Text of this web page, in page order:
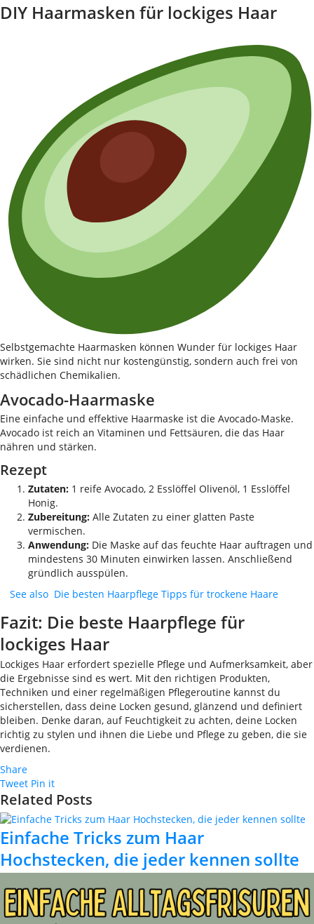
DIY Haarmasken für lockiges Haar
Selbstgemachte Haarmasken können Wunder für lockiges Haar
wirken. Sie sind nicht nur kostengünstig, sondern auch frei von
schädlichen Chemikalien.
Avocado-Haarmaske
Eine einfache und effektive Haarmaske ist die Avocado-Maske.
Avocado ist reich an Vitaminen und Fettsäuren, die das Haar
nähren und stärken.
Rezept
Zutaten: 1 reife Avocado, 2 Esslöffel Olivenöl, 1 Esslöffel
Honig.
Zubereitung: Alle Zutaten zu einer glatten Paste
vermischen.
Anwendung: Die Maske auf das feuchte Haar auftragen und
mindestens 30 Minuten einwirken lassen. Anschließend
gründlich ausspülen.
See also Die besten Haarpflege Tipps für trockene Haare
Fazit: Die beste Haarpflege für
lockiges Haar
Lockiges Haar erfordert spezielle Pflege und Aufmerksamkeit, aber
die Ergebnisse sind es wert. Mit den richtigen Produkten,
Techniken und einer regelmäßigen Pflegeroutine kannst du
sicherstellen, dass deine Locken gesund, glänzend und definiert
bleiben. Denke daran, auf Feuchtigkeit zu achten, deine Locken
richtig zu stylen und ihnen die Liebe und Pflege zu geben, die sie
verdienen.
Share
Tweet Pin it
Related Posts
Einfache Tricks zum Haar
Hochstecken, die jeder kennen sollte